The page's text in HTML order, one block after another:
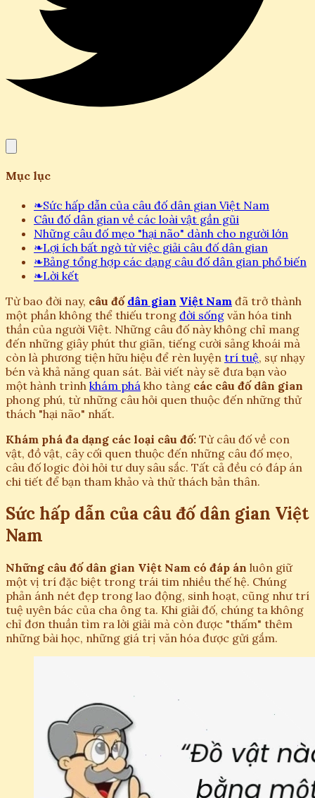
Mục lục
❧Sức hấp dẫn của câu đố dân gian Việt Nam
Câu đố dân gian về các loài vật gần gũi
Những câu đố mẹo "hại não" dành cho người lớn
❧Lợi ích bất ngờ từ việc giải câu đố dân gian
❧Bảng tổng hợp các dạng câu đố dân gian phổ biến
❧Lời kết
Từ bao đời nay, câu đố dân gian Việt Nam đã trở thành
một phần không thể thiếu trong đời sống văn hóa tinh
thần của người Việt. Những câu đố này không chỉ mang
đến những giây phút thư giãn, tiếng cười sảng khoái mà
còn là phương tiện hữu hiệu để rèn luyện trí tuệ, sự nhạy
bén và khả năng quan sát. Bài viết này sẽ đưa bạn vào
một hành trình khám phá kho tàng các câu đố dân gian
phong phú, từ những câu hỏi quen thuộc đến những thử
thách "hại não" nhất.
Khám phá đa dạng các loại câu đố: Từ câu đố về con
vật, đồ vật, cây cối quen thuộc đến những câu đố mẹo,
câu đố logic đòi hỏi tư duy sâu sắc. Tất cả đều có đáp án
chi tiết để bạn tham khảo và thử thách bản thân.
Sức hấp dẫn của câu đố dân gian Việt
Nam
Những câu đố dân gian Việt Nam có đáp án luôn giữ
một vị trí đặc biệt trong trái tim nhiều thế hệ. Chúng
phản ánh nét đẹp trong lao động, sinh hoạt, cũng như trí
tuệ uyên bác của cha ông ta. Khi giải đố, chúng ta không
chỉ đơn thuần tìm ra lời giải mà còn được "thấm" thêm
những bài học, những giá trị văn hóa được gửi gắm.